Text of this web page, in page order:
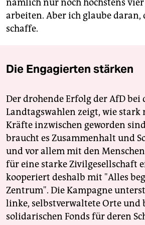
nämlich nur noch höchstens vier
arbeiten. Aber ich glaube daran,
schaffe.
Die Engagierten stärken
Der drohende Erfolg der AfD bei
Landtagswahlen zeigt, wie stark
Kräfte inzwischen geworden
braucht es Zusammenhalt und
und vor allem mit den
für eine starke Zivilgesellschaft
kooperiert deshalb mit "Alles
Zentrum". Die Kampagne
linke, selbstverwaltete Orte und
solidarischen Fonds für deren